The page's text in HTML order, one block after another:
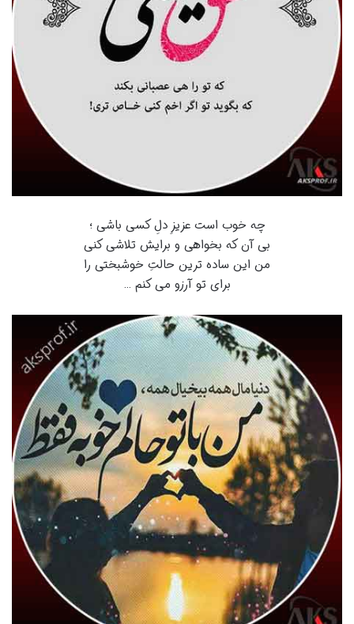
چه خوب است عزیزِ دلِ کسی باشی ؛
بی آن که بخواهی و برایش تلاشی کنی
من این ساده ترین حالتِ خوشبختی را
برای تو آرزو می کنم …